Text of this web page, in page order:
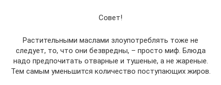
Совет!
Растительными маслами злоупотреблять тоже не
следует, то, что они безвредны, – просто миф. Блюда
надо предпочитать отварные и тушеные, а не жареные.
Тем самым уменьшится количество поступающих жиров.